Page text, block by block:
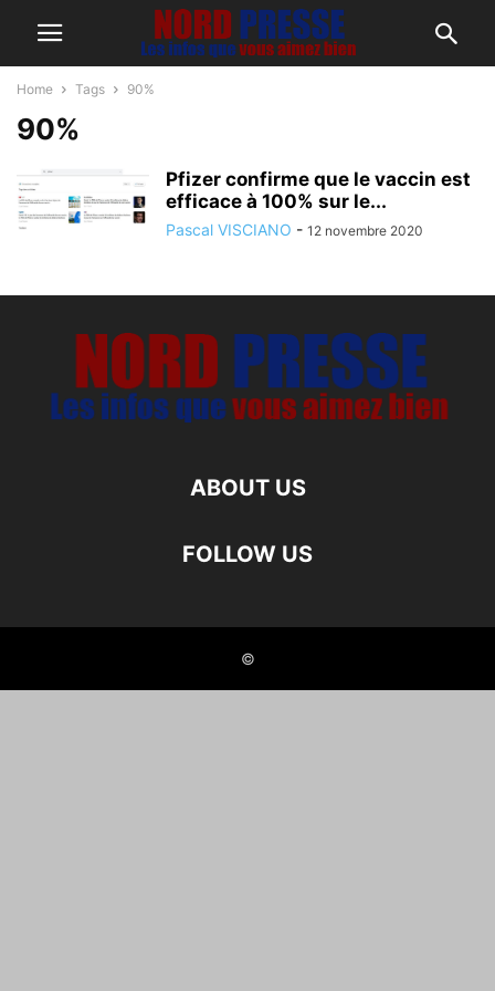
Home Tags 90%
90%
Pfizer confirme que le vaccin est
efficace à 100% sur le...
Pascal VISCIANO - 12 novembre 2020
ABOUT US
FOLLOW US
©